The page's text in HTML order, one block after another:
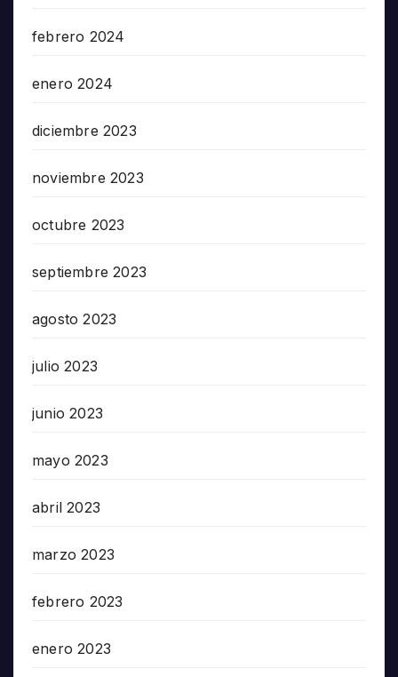
febrero 2024
enero 2024
diciembre 2023
noviembre 2023
octubre 2023
septiembre 2023
agosto 2023
julio 2023
junio 2023
mayo 2023
abril 2023
marzo 2023
febrero 2023
enero 2023